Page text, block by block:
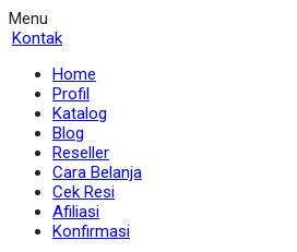
Menu
Kontak
Home
Profil
Katalog
Blog
Reseller
Cara Belanja
Cek Resi
Afiliasi
Konfirmasi